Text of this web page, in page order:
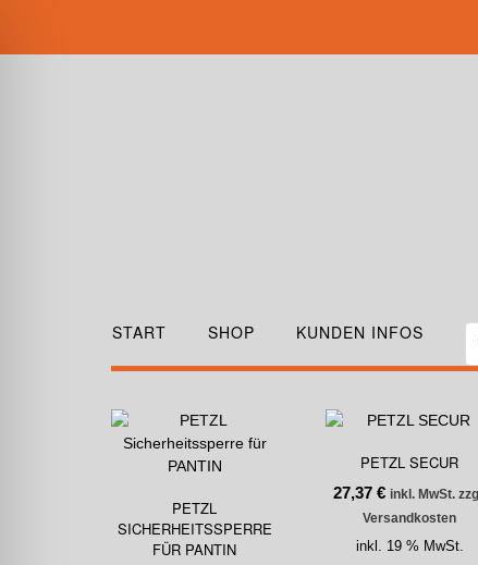
START SHOP KUNDEN INFOS
PETZL
SICHERHEITSSPERRE
FÜR PANTIN
PETZL SECUR
27,37€ inkl. MwSt.
Versandkosten
inkl. 19 % MwSt.